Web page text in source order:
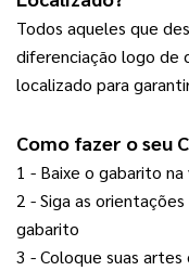
Todos aqueles que
diferenciação logo de
localizado para
Como fazer o seu
1 - Baixe o gabarito
2 - Siga as
gabarito
3 - Coloque suas